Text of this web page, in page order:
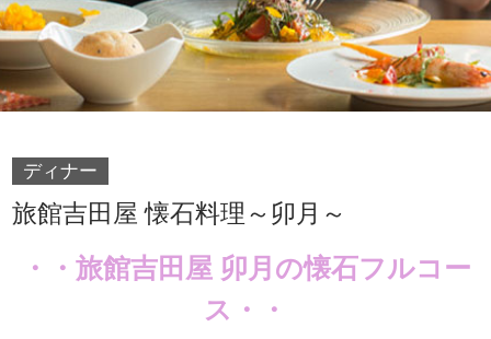
ディナー
旅館吉田屋 懐石料理～卯月～
・・旅館吉田屋 卯月の懐石フルコー
ス・・